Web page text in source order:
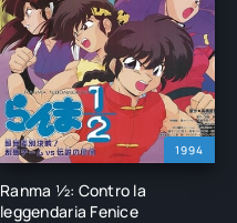
1994
Ranma ½: Contro la
leggendaria Fenice